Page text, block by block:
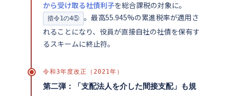
から受け取る社債利子を総合課税の対象に。
措令1の4⑤
。最高55.945%の累進税率が適用さ
れることになり、役員が直接自社の社債を保有す
るスキームに終止符。
令和3年度改正（2021年）
第二弾：「支配法人を介した間接支配」も規